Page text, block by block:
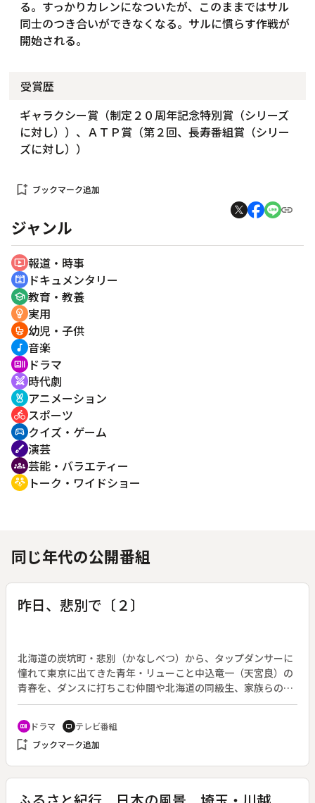
る。すっかりカレンになついたが、このままではサル
同士のつき合いができなくなる。サルに慣らす作戦が
開始される。
受賞歴
ギャラクシー賞（制定２０周年記念特別賞（シリーズ
に対し））、ＡＴＰ賞（第２回、長寿番組賞（シリー
ズに対し））
bookmark_add ブックマーク追加
ジャンル
ondemand_video 報道・時事
cinematic_blur ドキュメンタリー
school 教育・教養
emoji_objects 実用
crib 幼児・子供
music_note 音楽
recent_actors ドラマ
swords 時代劇
cruelty_free アニメーション
directions_bike スポーツ
sports_esports クイズ・ゲーム
brush 演芸
groups 芸能・バラエティー
adaptive_audio_mic トーク・ワイドショー
同じ年代の公開番組
昨日、悲別で〔２〕
北海道の炭坑町・悲別（かなしべつ）から、タップダンサーに
憧れて東京に出てきた青年・リューこと中込竜一（天宮良）の
青春を、ダンスに打ちこむ仲間や北海道の同級生、家族らの存
在をからめながら描く。（１９８４年３月９日～６月１日放
送）◆公開しているのは第２回。
recent_actors ドラマ tv テレビ番組
bookmark_add ブックマーク追加